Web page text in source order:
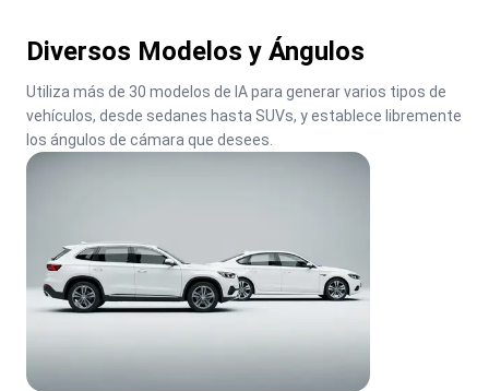
Diversos Modelos y Ángulos
Utiliza más de 30 modelos de IA para generar varios tipos de
vehículos, desde sedanes hasta SUVs, y establece libremente
los ángulos de cámara que desees.